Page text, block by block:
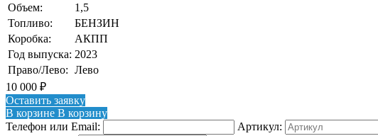
Объем:
1,5
Топливо:
БЕНЗИН
Коробка:
АКПП
Год выпуска: 2023
Право/Лево: Лево
10 000 ₽
Оставить заявку
В корзине В корзину
Телефон или Email:
Артикул: